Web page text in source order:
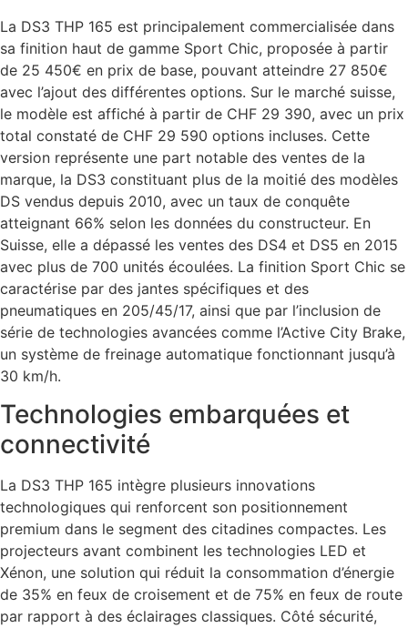
La DS3 THP 165 est principalement commercialisée dans
sa finition haut de gamme Sport Chic, proposée à partir
de 25 450€ en prix de base, pouvant atteindre 27 850€
avec l’ajout des différentes options. Sur le marché suisse,
le modèle est affiché à partir de CHF 29 390, avec un prix
total constaté de CHF 29 590 options incluses. Cette
version représente une part notable des ventes de la
marque, la DS3 constituant plus de la moitié des modèles
DS vendus depuis 2010, avec un taux de conquête
atteignant 66% selon les données du constructeur. En
Suisse, elle a dépassé les ventes des DS4 et DS5 en 2015
avec plus de 700 unités écoulées. La finition Sport Chic se
caractérise par des jantes spécifiques et des
pneumatiques en 205/45/17, ainsi que par l’inclusion de
série de technologies avancées comme l’Active City Brake,
un système de freinage automatique fonctionnant jusqu’à
30 km/h.
Technologies embarquées et
connectivité
La DS3 THP 165 intègre plusieurs innovations
technologiques qui renforcent son positionnement
premium dans le segment des citadines compactes. Les
projecteurs avant combinent les technologies LED et
Xénon, une solution qui réduit la consommation d’énergie
de 35% en feux de croisement et de 75% en feux de route
par rapport à des éclairages classiques. Côté sécurité,